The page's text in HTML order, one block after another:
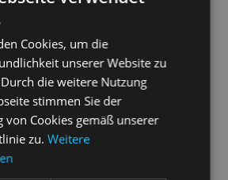
aller Zeiten. Seit
Klassiker
Alice im Wunderland
erschien, beschäftigen ihre bizarren
und Jenseits des Spiegels
Buchs – die Fantasie von Kindern
erfindet jede Generation ihre
Grinsekatze, dem verrückten
und den vielen anderen auf
Cookies, um die
unserer Website zu
die weitere Nutzung
stimmen Sie der
von Cookies gemäß unserer
zu.Weitere